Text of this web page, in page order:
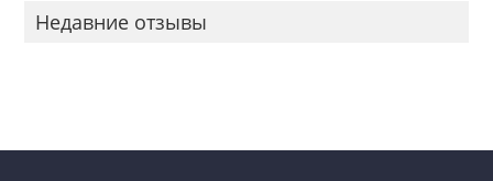
Недавние отзывы